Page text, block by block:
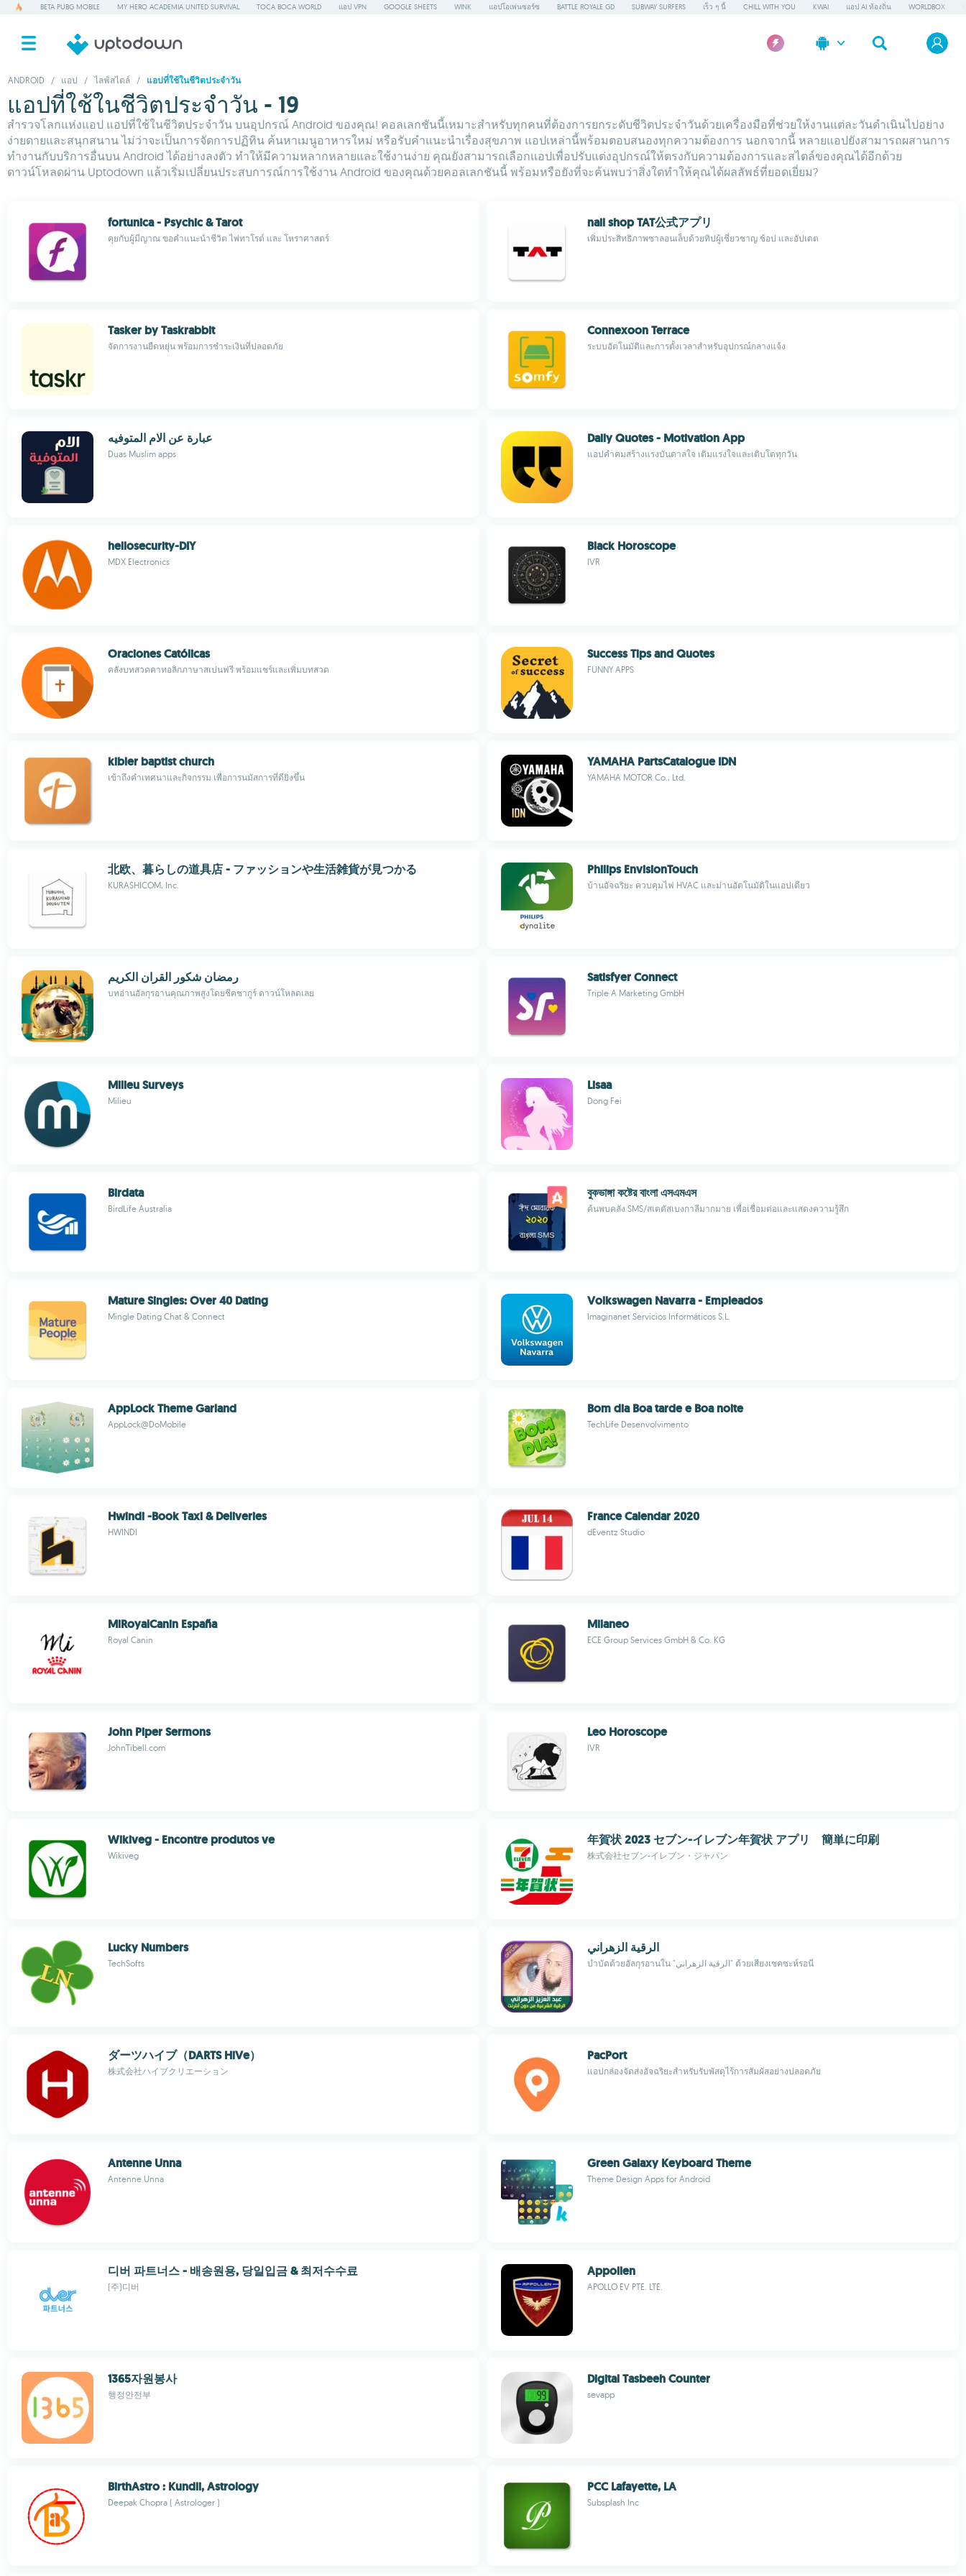
BETA PUBG MOBILE MY HERO ACADEMIA UNITED SURVIVAL TOCA BOCA WORLD แอป VPN GOOGLE SHEETS WINK แอปโอเพ่นซอร์ซ BATTLE ROYALE GD SUBWAY SURFERS เร็ว ๆ นี้ CHILL WITH YOU KWAI แอป AI ท้องถิ่น WORLDBOX
ANDROID / แอป / ไลฟ์สไตล์ / แอปที่ใช้ในชีวิตประจำวัน
แอปที่ใช้ในชีวิตประจำวัน - 19
สำรวจโลกแห่งแอป แอปที่ใช้ในชีวิตประจำวัน บนอุปกรณ์ Android ของคุณ! คอลเลกชันนี้เหมาะสำหรับทุกคนที่ต้องการยกระดับชีวิตประจำวันด้วยเครื่องมือที่ช่วยให้งานแต่ละวันดำเนินไปอย่าง
ง่ายดายและสนุกสนาน ไม่ว่าจะเป็นการจัดการปฏิทิน ค้นหาเมนูอาหารใหม่ หรือรับคำแนะนำเรื่องสุขภาพ แอปเหล่านี้พร้อมตอบสนองทุกความต้องการ นอกจากนี้ หลายแอปยังสามารถผสานการ
ทำงานกับบริการอื่นบน Android ได้อย่างลงตัว ทำให้มีความหลากหลายและใช้งานง่าย คุณยังสามารถเลือกแอปเพื่อปรับแต่งอุปกรณ์ให้ตรงกับความต้องการและสไตล์ของคุณได้อีกด้วย
ดาวน์โหลดผ่าน Uptodown แล้วเริ่มเปลี่ยนประสบการณ์การใช้งาน Android ของคุณด้วยคอลเลกชันนี้ พร้อมหรือยังที่จะค้นพบว่าสิ่งใดทำให้คุณได้ผลลัพธ์ที่ยอดเยี่ยม?
fortunica - Psychic & Tarot
คุยกับผู้มีญาณ ขอคำแนะนำชีวิต ไพ่ทาโรต์ และ โหราศาสตร์
nail shop TAT公式アプリ
เพิ่มประสิทธิภาพซาลอนเล็บด้วยทิปผู้เชี่ยวชาญ ช้อป และอัปเดต
Tasker by Taskrabbit
จัดการงานยืดหยุ่น พร้อมการชำระเงินที่ปลอดภัย
Connexoon Terrace
ระบบอัตโนมัติและการตั้งเวลาสำหรับอุปกรณ์กลางแจ้ง
عبارة عن الام المتوفيه
Duas Muslim apps
Daily Quotes - Motivation App
แอปคำคมสร้างแรงบันดาลใจ เติมแรงใจและเติบโตทุกวัน
hellosecurity-DIY
MDX Electronics
Black Horoscope
IVR
Oraciones Católicas
คลังบทสวดคาทอลิกภาษาสเปนฟรี พร้อมแชร์และเพิ่มบทสวด
Success Tips and Quotes
FUNNY APPS
kibler baptist church
เข้าถึงคำเทศนาและกิจกรรม เพื่อการนมัสการที่ดียิ่งขึ้น
YAMAHA PartsCatalogue IDN
YAMAHA MOTOR Co., Ltd.
北欧、暮らしの道具店 - ファッションや生活雑貨が見つかる
KURASHICOM, Inc.
Philips EnvisionTouch
บ้านอัจฉริยะ ควบคุมไฟ HVAC และม่านอัตโนมัติในแอปเดียว
رمضان شكور القران الكريم
บทอ่านอัลกุรอานคุณภาพสูงโดยชีคชากูร์ ดาวน์โหลดเลย
Satisfyer Connect
Triple A Marketing GmbH
Milieu Surveys
Milieu
Lisaa
Dong Fei
Birdata
BirdLife Australia
বুকভাঙ্গা কষ্টের বাংলা এসএমএস
ค้นพบคลัง SMS/สเตตัสเบงกาลีมากมาย เพื่อเชื่อมต่อและแสดงความรู้สึก
Mature Singles: Over 40 Dating
Mingle Dating Chat & Connect
Volkswagen Navarra - Empleados
Imaginanet Servicios Informáticos S.L.
AppLock Theme Garland
AppLock@DoMobile
Bom dia Boa tarde e Boa noite
TechLife Desenvolvimento
Hwindi -Book Taxi & Deliveries
HWINDI
France Calendar 2020
dEventz Studio
MiRoyalCanin España
Royal Canin
Milaneo
ECE Group Services GmbH & Co. KG
John Piper Sermons
JohnTibell.com
Leo Horoscope
IVR
Wikiveg - Encontre produtos ve
Wikiveg
年賀状 2023 セブン‐イレブン年賀状 アプリ 簡単に印刷
株式会社セブン-イレブン・ジャパン
Lucky Numbers
TechSofts
الرقية الزهراني
บำบัดด้วยอัลกุรอานใน "الرقية الزهراني" ด้วยเสียงเชคซะห์รอนี
ダーツハイブ（DARTS HiVe）
株式会社ハイブクリエーション
PacPort
แอปกล่องจัดส่งอัจฉริยะสำหรับรับพัสดุไร้การสัมผัสอย่างปลอดภัย
Antenne Unna
Antenne Unna
Green Galaxy Keyboard Theme
Theme Design Apps for Android
디버 파트너스 - 배송원용, 당일입금 & 최저수수료
(주)디버
Appollen
APOLLO EV PTE. LTE.
1365자원봉사
행정안전부
Digital Tasbeeh Counter
sevapp
BirthAstro : Kundli, Astrology
Deepak Chopra ( Astrologer )
PCC Lafayette, LA
Subsplash Inc